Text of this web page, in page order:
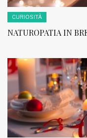
CURIOSITÀ
NATUROPATIA IN